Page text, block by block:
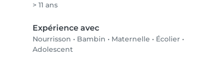
> 11 ans
Expérience avec
Nourrisson • Bambin • Maternelle • Écolier •
Adolescent